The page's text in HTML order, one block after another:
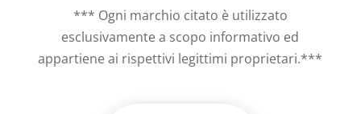
*** Ogni marchio citato è utilizzato
esclusivamente a scopo informativo ed
appartiene ai rispettivi legittimi proprietari.***